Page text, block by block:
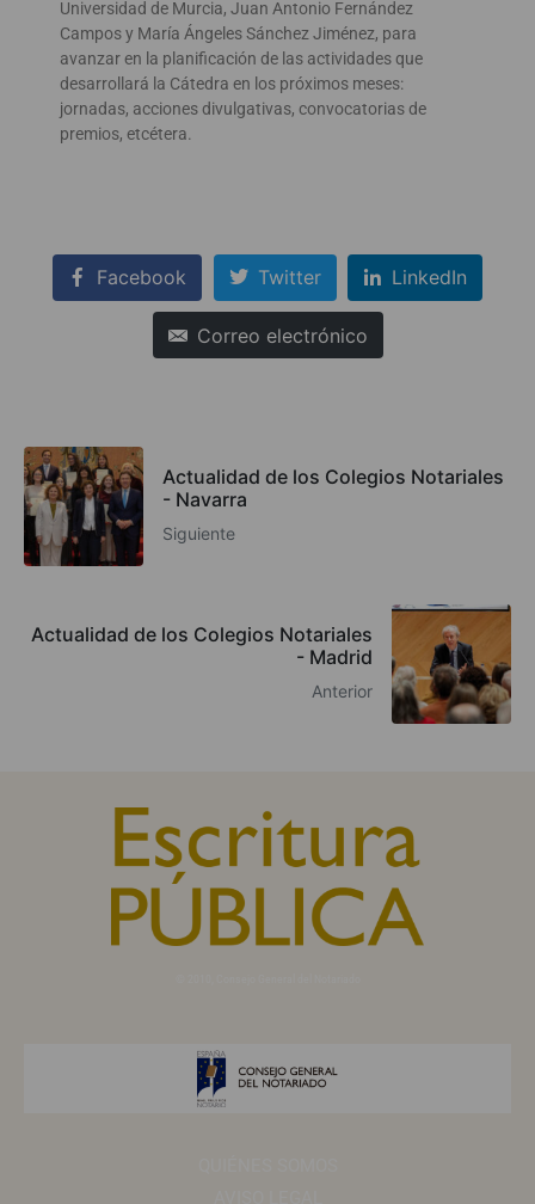
Universidad de Murcia, Juan Antonio Fernández
Campos y María Ángeles Sánchez Jiménez, para
avanzar en la planificación de las actividades que
desarrollará la Cátedra en los próximos meses:
jornadas, acciones divulgativas, convocatorias de
premios, etcétera.
Facebook Twitter LinkedIn
Correo electrónico
Actualidad de los Colegios Notariales
- Navarra
Siguiente
Actualidad de los Colegios Notariales
- Madrid
Anterior